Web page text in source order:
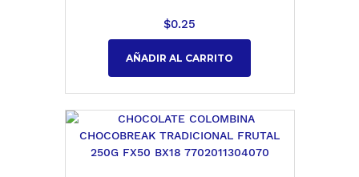
$0.25
AÑADIR AL CARRITO